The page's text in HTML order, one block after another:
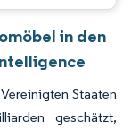
in den
Staaten
geschätzt,